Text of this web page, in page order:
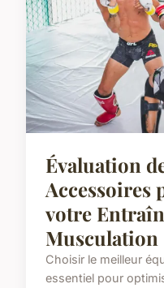
Évaluation
Accessoires
votre
Musculation
Choisir le meilleur
essentiel pour